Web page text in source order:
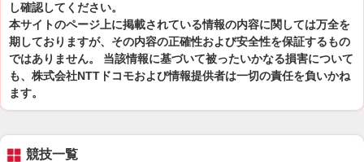
し確認してください。
本サイトのページ上に掲載されている情報の内容に関しては万全を
期しておりますが、その内容の正確性および安全性を保証するもの
ではありません。 当該情報に基づいて被ったいかなる損害について
も、株式会社NTTドコモおよび情報提供者は一切の責任を負いかね
ます。
競技一覧